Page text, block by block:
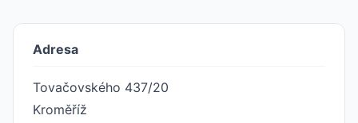
Adresa
Tovačovského 437/20
Kroměříž